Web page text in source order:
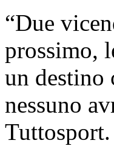
“Due
prossimo,
un destino
nessuno
Tuttosport.